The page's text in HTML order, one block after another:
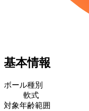
基本情報
ボール種別
軟式
対象年齢範囲